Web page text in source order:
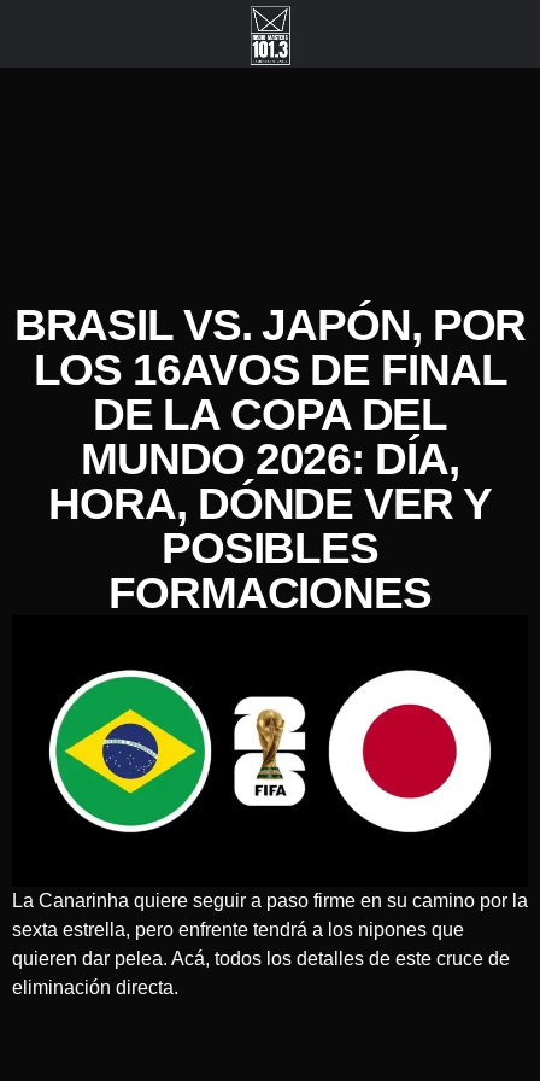
BRASIL VS. JAPÓN, POR
LOS 16AVOS DE FINAL
DE LA COPA DEL
MUNDO 2026: DÍA,
HORA, DÓNDE VER Y
POSIBLES
FORMACIONES
La Canarinha quiere seguir a paso firme en su camino por la
sexta estrella, pero enfrente tendrá a los nipones que
quieren dar pelea. Acá, todos los detalles de este cruce de
eliminación directa.